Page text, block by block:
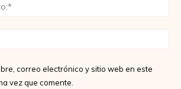
correo electrónico y sitio web en este
vez que comente.